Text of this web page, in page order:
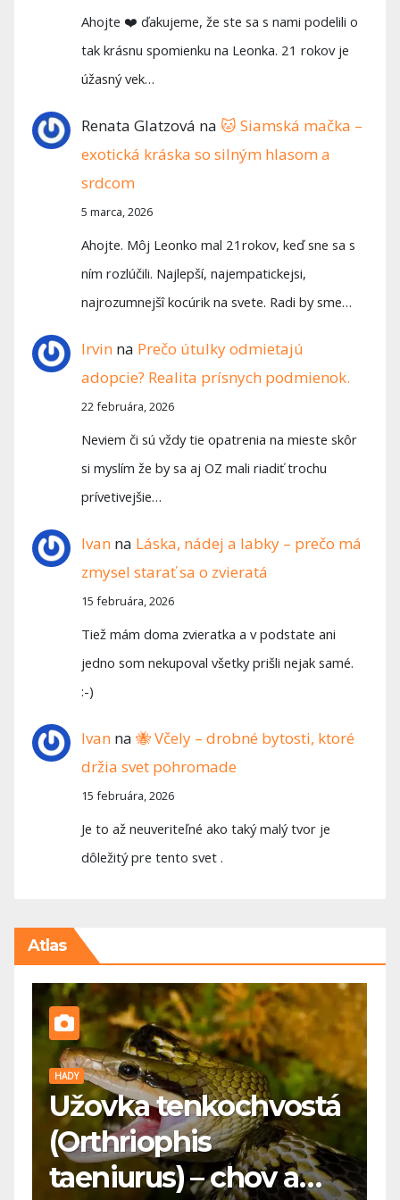
Ahojte ❤️ ďakujeme, že ste sa s nami podelili o
tak krásnu spomienku na Leonka. 21 rokov je
úžasný vek…
Renata Glatzová na🐱 Siamská mačka –
exotická kráska so silným hlasom a
srdcom
5 marca, 2026
Ahojte. Môj Leonko mal 21rokov, keď sne sa s
ním rozlúčili. Najlepší, najempatickejsi,
najrozumnejšî kocúrik na svete. Radi by sme…
Irvin na Prečo útulky odmietajú
adopcie? Realita prísnych podmienok.
22 februára, 2026
Neviem či sú vždy tie opatrenia na mieste skôr
si myslím že by sa aj OZ mali riadiť trochu
prívetivejšie…
Ivan na Láska, nádej a labky – prečo má
zmysel starať sa o zvieratá
15 februára, 2026
Tiež mám doma zvieratka a v podstate ani
jedno som nekupoval všetky prišli nejak samé.
:-)
Ivan na🐝 Včely – drobné bytosti, ktoré
držia svet pohromade
15 februára, 2026
Je to až neuveriteľné ako taký malý tvor je
dôležitý pre tento svet .
Atlas
PES
🐕 Maďarská vyžla: pre
koho je vhodná a čo
potrebuje?